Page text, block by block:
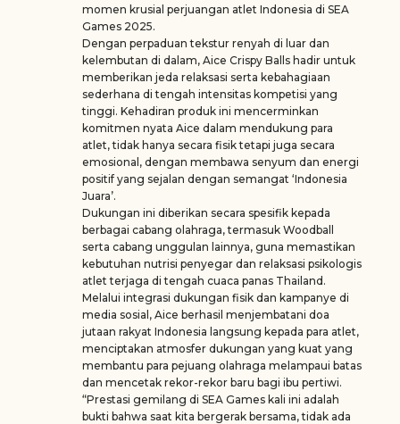
momen krusial perjuangan atlet Indonesia di SEA
Games 2025.
Dengan perpaduan tekstur renyah di luar dan
kelembutan di dalam, Aice Crispy Balls hadir untuk
memberikan jeda relaksasi serta kebahagiaan
sederhana di tengah intensitas kompetisi yang
tinggi. Kehadiran produk ini mencerminkan
komitmen nyata Aice dalam mendukung para
atlet, tidak hanya secara fisik tetapi juga secara
emosional, dengan membawa senyum dan energi
positif yang sejalan dengan semangat ‘Indonesia
Juara’.
Dukungan ini diberikan secara spesifik kepada
berbagai cabang olahraga, termasuk Woodball
serta cabang unggulan lainnya, guna memastikan
kebutuhan nutrisi penyegar dan relaksasi psikologis
atlet terjaga di tengah cuaca panas Thailand.
Melalui integrasi dukungan fisik dan kampanye di
media sosial, Aice berhasil menjembatani doa
jutaan rakyat Indonesia langsung kepada para atlet,
menciptakan atmosfer dukungan yang kuat yang
membantu para pejuang olahraga melampaui batas
dan mencetak rekor-rekor baru bagi ibu pertiwi.
“Prestasi gemilang di SEA Games kali ini adalah
bukti bahwa saat kita bergerak bersama, tidak ada